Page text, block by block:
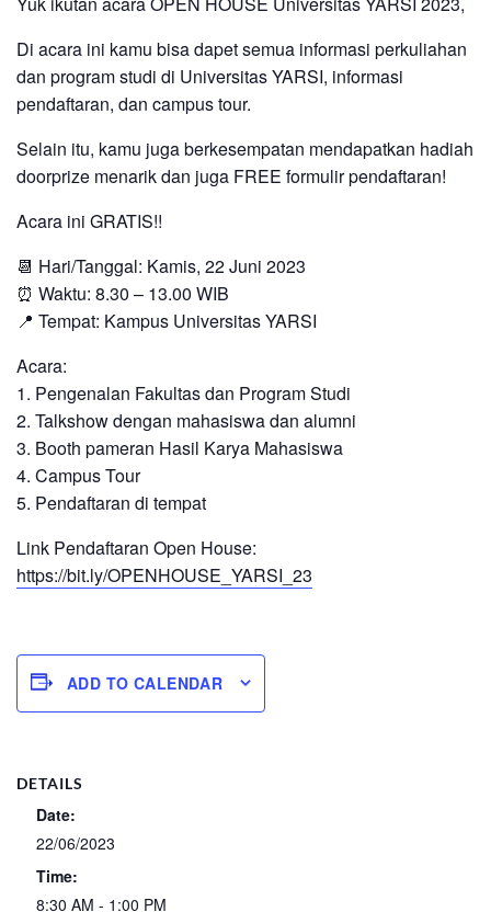
Di acara ini kamu bisa dapet semua informasi perkuliahan
dan program studi di Universitas YARSI, informasi
pendaftaran, dan campus tour.
Selain itu, kamu juga berkesempatan mendapatkan hadiah
doorprize menarik dan juga FREE formulir pendaftaran!
Acara ini GRATIS!!
📆 Hari/Tanggal: Kamis, 22 Juni 2023
⏰ Waktu: 8.30 – 13.00 WIB
📍 Tempat: Kampus Universitas YARSI
Acara:
1. Pengenalan Fakultas dan Program Studi
2. Talkshow dengan mahasiswa dan alumni
3. Booth pameran Hasil Karya Mahasiswa
4. Campus Tour
5. Pendaftaran di tempat
Link Pendaftaran Open House:
https://bit.ly/OPENHOUSE_YARSI_23
ADD TO CALENDAR
DETAILS
Date:
22/06/2023
Time:
8:30 AM - 1:00 PM